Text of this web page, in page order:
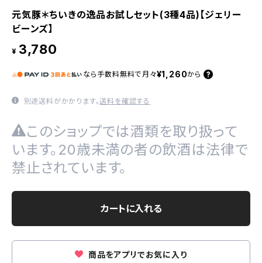
元気豚＊ちいきの逸品お試しセット(3種4品)【ジェリー
ビーンズ】
¥ 3,780
なら 手数料無料で 月々¥1,260から
別途送料がかかります。送料を確認する
このショップでは酒類を取り扱って
います。20歳未満の者の飲酒は法律で
禁止されています。
カートに入れる
商品をアプリでお気に入り